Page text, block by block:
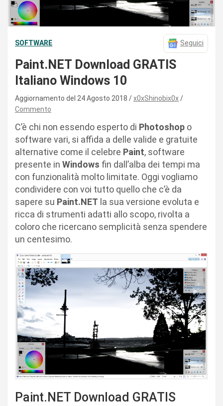
SOFTWARE Seguici
Paint.NET Download GRATIS
Italiano Windows 10
Aggiornamento del 24 Agosto 2018
x0xShinobix0x
Commento
C’è chi non essendo esperto di Photoshop o
software vari, si affida a delle valide e gratuite
alternative come il celebre Paint, software
presente in Windows fin dall’alba dei tempi ma
con funzionalità molto limitate. Oggi vogliamo
condividere con voi tutto quello che c’è da
sapere su Paint.NET la sua versione evoluta e
ricca di strumenti adatti allo scopo, rivolta a
coloro che ricercano semplicità senza spendere
un centesimo.
Paint.NET Download GRATIS